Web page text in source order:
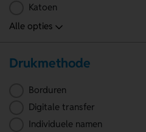
Katoen
Drukmethode
Borduren
Digitale transfer
Individuele namen